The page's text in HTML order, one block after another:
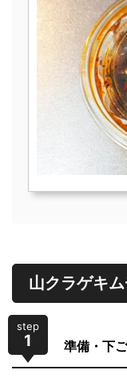
山クラゲキ
step
1 準備・下